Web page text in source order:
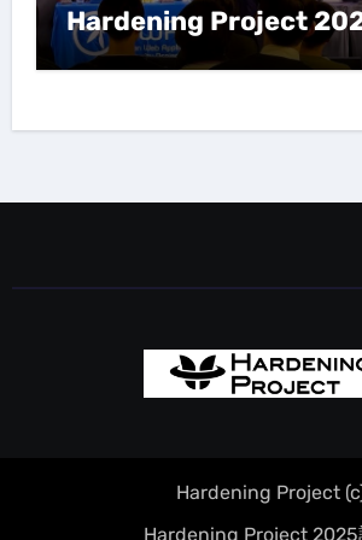
Hardening Project
Hardening Project
Hardening Project 2025